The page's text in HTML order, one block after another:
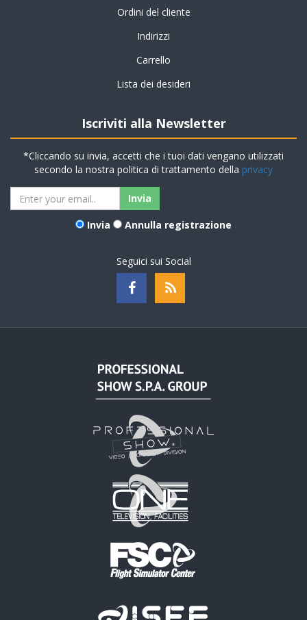
Ordini del cliente
Indirizzi
Carrello
Lista dei desideri
Iscriviti alla Newsletter
*Cliccando su invia, accetti che i tuoi dati vengano utilizzati
secondo la nostra politica di trattamento della privacy
Invia Annulla registrazione
Seguici sui Social